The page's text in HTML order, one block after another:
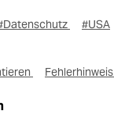
#USA
Fehlerhinweis